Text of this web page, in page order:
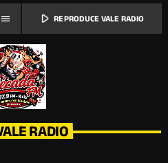
menu play_arrow REPRODUCE VALE RADIO
RADIO